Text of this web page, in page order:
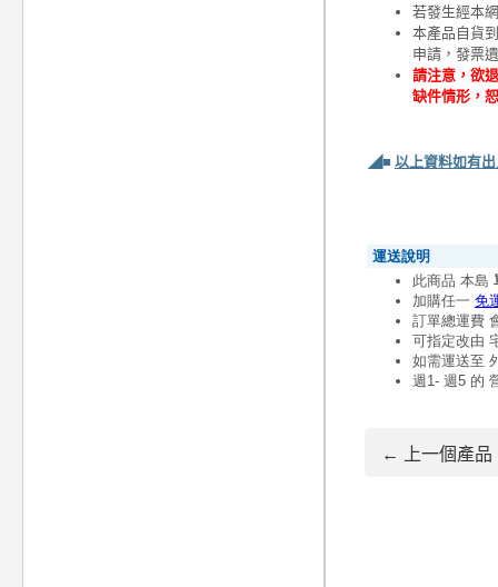
若發生經本
本產品自貨
申請，發票
請注意，欲
缺件情形，
◢■ 以上資料如有
← 上一個產品